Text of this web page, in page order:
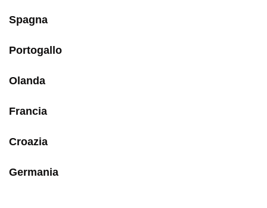
Spagna
Portogallo
Olanda
Francia
Croazia
Germania